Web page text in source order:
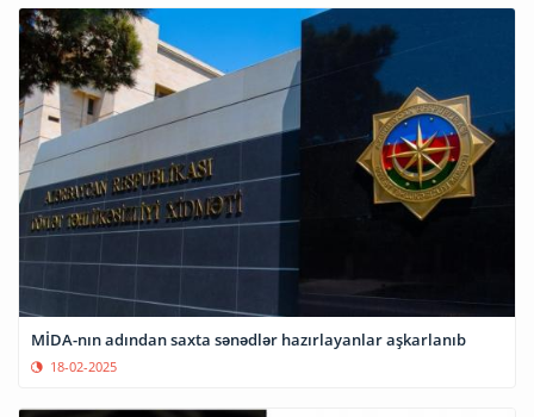
MİDA-nın adından saxta sənədlər hazırlayanlar aşkarlanıb
18-02-2025